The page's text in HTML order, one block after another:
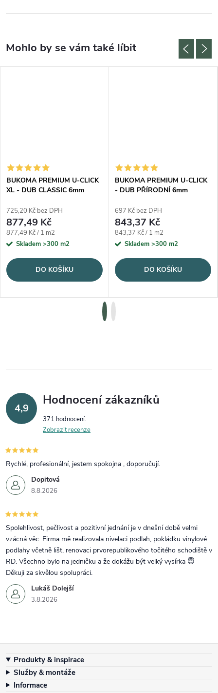
BUKOMA PREMIUM U-CLICK
XL - DUB CLASSIC 6mm
725,20 Kč bez DPH
877,49 Kč
Měrná cena:
877,49 Kč / 1 m2
Skladem >300 m2
DO KOŠÍKU
BUKOMA PREMIUM U-CLICK
- DUB PŘÍRODNÍ 6mm
697 Kč bez DPH
843,37 Kč
Měrná cena:
843,37 Kč / 1 m2
Skladem >300 m2
DO KOŠÍKU
4,9
Hodnocení zákazníků
371 hodnocení
Zobrazit recenze
Dopitová
8.8.2026
Rychlé, profesionální, jestem spokojna , doporučují.
Lukáš Dolejší
3.8.2026
Spolehlivost, pečlivost a pozitivní jednání je v dnešní době velmi
vzácná věc. Firma mě realizovala nivelaci podlah, pokládku vinylové
podlahy včetně lišt, renovaci prvorepublikového točitého schodiště v
RD. Všechno bylo na jedničku a že dokážu být velký vysírka 😇
Děkuji za skvělou spolupráci.
Produkty & inspirace
Služby & montáže
Informace